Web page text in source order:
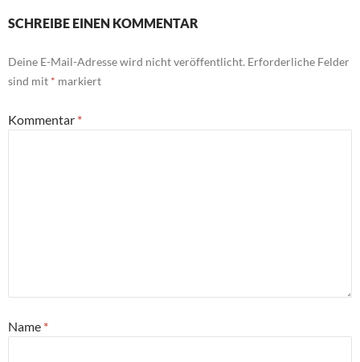
SCHREIBE EINEN KOMMENTAR
Deine E-Mail-Adresse wird nicht veröffentlicht. Erforderliche Felder
sind mit * markiert
Kommentar *
Name *